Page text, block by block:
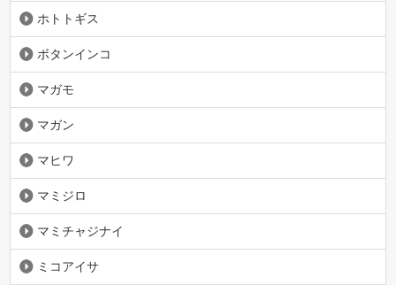
ホトトギス
ボタンインコ
マガモ
マガン
マヒワ
マミジロ
マミチャジナイ
ミコアイサ